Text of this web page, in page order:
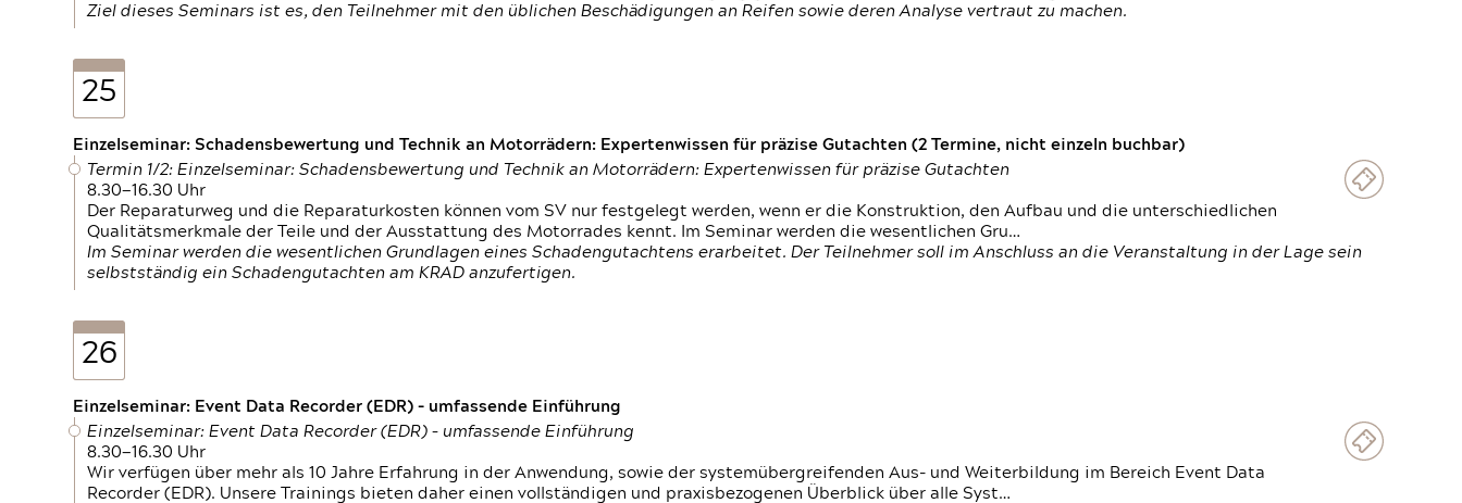
Ziel dieses Seminars ist es, den Teilnehmer mit den üblichen Beschädigungen an Reifen sowie deren Analyse vertraut zu machen.
25
Einzelseminar: Schadensbewertung und Technik an Motorrädern: Expertenwissen für präzise Gutachten (2 Termine, nicht einzeln buchbar)
Termin 1/2: Einzelseminar: Schadensbewertung und Technik an Motorrädern: Expertenwissen für präzise Gutachten
8.30—16.30 Uhr
Der Reparaturweg und die Reparaturkosten können vom SV nur festgelegt werden, wenn er die Konstruktion, den Aufbau und die unterschiedlichen
Qualitätsmerkmale der Teile und der Ausstattung des Motorrades kennt. Im Seminar werden die wesentlichen Gru…
Im Seminar werden die wesentlichen Grundlagen eines Schadengutachtens erarbeitet. Der Teilnehmer soll im Anschluss an die Veranstaltung in der Lage sein
selbstständig ein Schadengutachten am KRAD anzufertigen.
26
Einzelseminar: Event Data Recorder (EDR) – umfassende Einführung
Einzelseminar: Event Data Recorder (EDR) – umfassende Einführung
8.30—16.30 Uhr
Wir verfügen über mehr als 10 Jahre Erfahrung in der Anwendung, sowie der systemübergreifenden Aus- und Weiterbildung im Bereich Event Data
Recorder (EDR). Unsere Trainings bieten daher einen vollständigen und praxisbezogenen Überblick über alle Syst…